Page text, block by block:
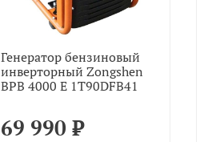
Генератор бензиновый
инверторный Zongshen
BPB 4000 E 1T90DFB41
69 990 ₽